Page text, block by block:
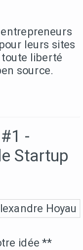
leurs sites
liberté
source.
-
Startup
Hoyau
idée **